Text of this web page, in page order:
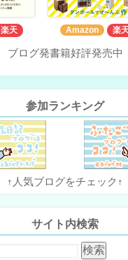
楽天 Amazon 楽
ブログ発書籍好評発売中
参加ランキング
↑人気ブログをチェック↑
サイト内検索